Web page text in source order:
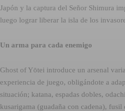
Japón y la captura del Señor Shimura
luego lograr liberar la isla de los
Un arma para cada enemigo
Ghost of Yōtei introduce un arsenal
experiencia de juego, obligándote a
situación; katana, espadas dobles,
kusarigama (guadaña con cadena), fusil